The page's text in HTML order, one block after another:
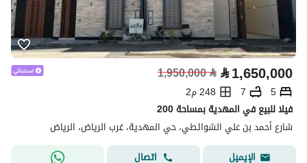
⃁1,650,000
⃁
1,950,000
5
7
248 م2
فيلا للبيع في المهدية بمساحة 200
شارع أحمد بن علي الشوائطي، حي المهدية، غرب الرياض، الرياض
الإيميل
اتصال